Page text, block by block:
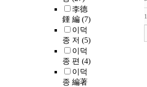
李德
鍾 編 (7)
이덕
종 저 (5)
이덕
종 편 (4)
이덕
종 編著